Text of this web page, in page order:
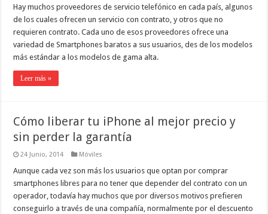
Hay muchos proveedores de servicio telefónico en cada país, algunos
de los cuales ofrecen un servicio con contrato, y otros que no
requieren contrato. Cada uno de esos proveedores ofrece una
variedad de Smartphones baratos a sus usuarios, des de los modelos
más estándar a los modelos de gama alta.
Leer más »
Cómo liberar tu iPhone al mejor precio y
sin perder la garantía
24 Junio, 2014 Móviles
Aunque cada vez son más los usuarios que optan por comprar
smartphones libres para no tener que depender del contrato con un
operador, todavía hay muchos que por diversos motivos prefieren
conseguirlo a través de una compañía, normalmente por el descuento